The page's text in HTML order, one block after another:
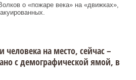
о «пожаре века» на «движках»,
на место, сейчас –
с демографической ямой, в